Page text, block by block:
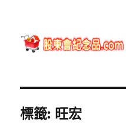
標籤: 旺宏